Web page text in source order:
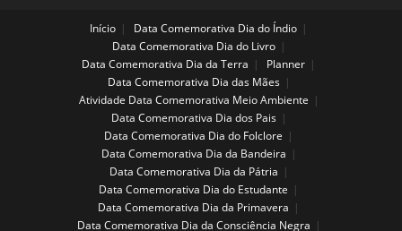
Início
Data Comemorativa Dia do Índio
Data Comemorativa Dia do Livro
Data Comemorativa Dia da Terra
Planner
Data Comemorativa Dia das Mães
Atividade Data Comemorativa Meio Ambiente
Data Comemorativa Dia dos Pais
Data Comemorativa Dia do Folclore
Data Comemorativa Dia da Bandeira
Data Comemorativa Dia da Pátria
Data Comemorativa Dia do Estudante
Data Comemorativa Dia da Primavera
Data Comemorativa Dia da Consciência Negra